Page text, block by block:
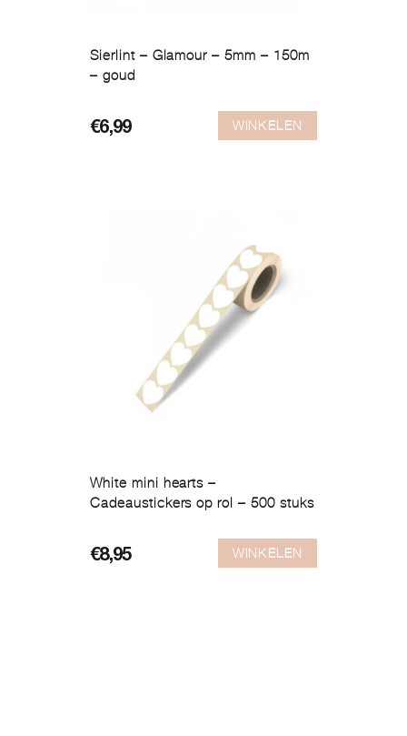
Sierlint – Glamour – 5mm – 150m
– goud
€6,99 WINKELEN
White mini hearts –
Cadeaustickers op rol – 500 stuks
€8,95 WINKELEN